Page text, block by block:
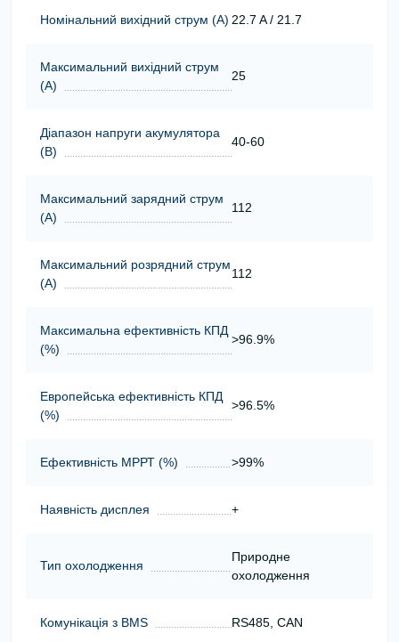
Номінальний вихідний струм (А) 22.7 A / 21.7
Максимальний вихідний струм
(А)
25
Діапазон напруги акумулятора
(В)
40-60
Максимальний зарядний струм
(А)
112
Максимальний розрядний струм
(А)
112
Максимальна ефективність КПД
(%)
>96.9%
Европейська ефективність КПД
(%)
>96.5%
Ефективність МРРТ (%) >99%
Наявність дисплея +
Тип охолодження
Природне
охолодження
Комунікація з BMS RS485, CAN